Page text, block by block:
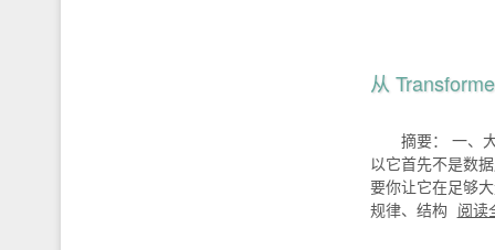
从
摘要： 一、
以它首先不是数
要你让它在足够
规律、结构 阅读